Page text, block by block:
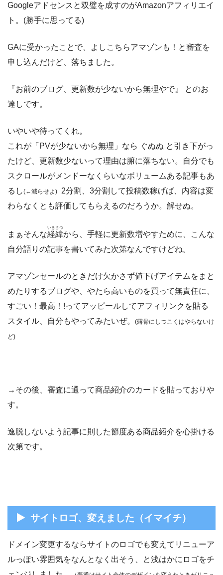
Googleアドセンスと双璧を成すのがAmazonアフィリエイ
ト。(勝手に思ってる)
GAに受かったことで、よしこちらアマゾンも！と審査を
申し込んだけど、落ちました。
『お前のブログ、更新数が少ないから無理やで』 とのお
達しです。
いやいや待ってくれ。
これが「PVが少ないから無理」なら ぐぬぬ と引き下がっ
たけど、更新数少ないって理由は腑に落ちない。自分でも
スクロールがメンドーなくらいなボリュームある記事もあ
るし(←減らせよ)
2分割、3分割して投稿数稼げば、内容は変
わらなくとも評価してもらえるのだろうか。解せぬ。
まぁそんな経緯
いきさつ
から、手軽に更新数増やすために、こんな
自分語りの記事を書いてみた次第なんですけどね。
アマゾンセールのときだけ欠かさず値下げアイテムをまと
めたりするブログや、やたら高いものを買って無責任に、
すごい！最高！!ってアッピールしてアフィリンクを貼る
スタイル、自分もやってみたいぜ。
(露骨にしつこくはやらないけ
ど)
→その後、審査に通って商品紹介のカードを貼っておりや
す。
逸脱しないよう記事に則した節度ある商品紹介を心掛ける
次第です。
サイトロゴ、変えました（イマイチ）
ドメイン変更するならサイトのロゴでも変えてリニューア
ルっぽい雰囲気をなんとなく出そう、と浅はかにロゴをチ